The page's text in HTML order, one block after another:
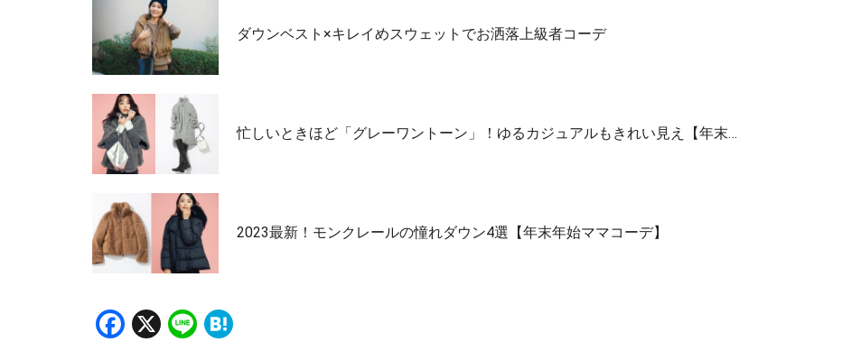
ダウンベスト×キレイめスウェットでお洒落上級者コーデ
忙しいときほど「グレーワントーン」！ゆるカジュアルもきれい見え【年末…
2023最新！モンクレールの憧れダウン4選【年末年始ママコーデ】
Facebook
X Line